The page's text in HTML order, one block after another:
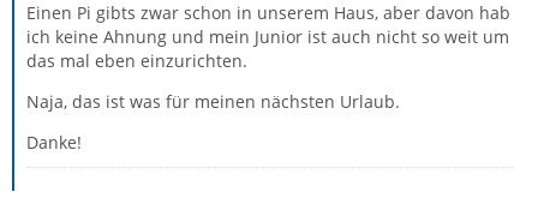
Einen Pi gibts zwar schon in unserem Haus, aber davon hab
ich keine Ahnung und mein Junior ist auch nicht so weit um
das mal eben einzurichten.
Naja, das ist was für meinen nächsten Urlaub.
Danke!